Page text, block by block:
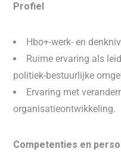
Profiel
Hbo+-werk- en
Ruime ervaring als
politiek-bestuurlijke
Ervaring met
organisatieontwikkeling.
Competenties en